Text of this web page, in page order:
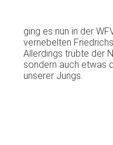
ging es nun in der
vernebelten
Allerdings trübte der
sondern auch etwas
unserer Jungs.